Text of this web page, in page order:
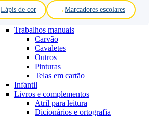
Lápis de cor Marcadores escolares
Trabalhos manuais
Carvão
Cavaletes
Outros
Pinturas
Telas em cartão
Infantil
Livros e complementos
Atril para leitura
Dicionários e ortografia